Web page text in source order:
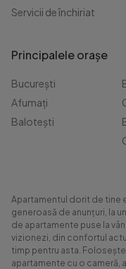
Servicii de închiriat
Principalele orașe
București
Afumați
Balotești
Apartamentul dorit de tine
generoasă de anunțuri, la
de apartamente puse la
vizionezi, din confortul
timp pentru asta.
apartamente cu o cameră,